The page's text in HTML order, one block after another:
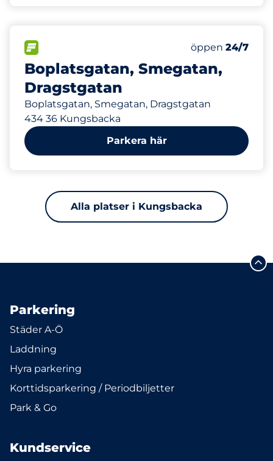
Boplatsgatan, Smegatan,
Dragstgatan
Boplatsgatan, Smegatan, Dragstgatan
434 36 Kungsbacka
Antal
Totalt antal
Torsdag&nbsp
öppen 24/7
258 m
Parkera här
Alla platser i Kungsbacka
Parkering
Städer A-Ö
Laddning
Hyra parkering
Korttidsparkering / Periodbiljetter
Park & Go
Kundservice